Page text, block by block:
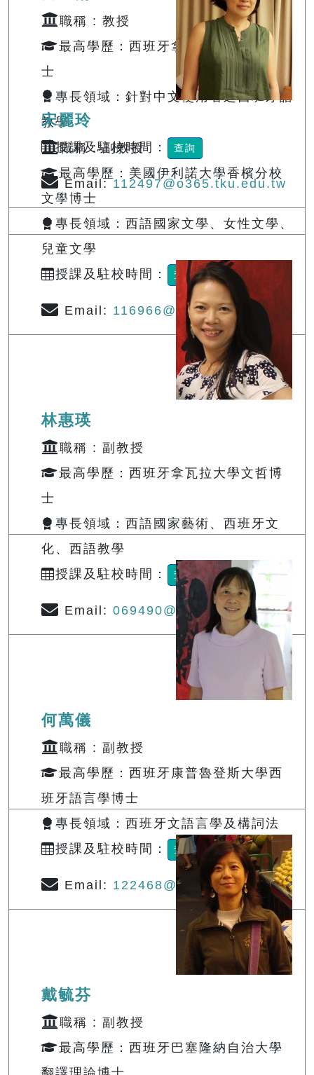
職稱 : 教授
最高學歷：西班牙拿瓦拉大學文哲博
士
專長領域：針對中文使用者之西班牙語
教學
授課及駐校時間：
查詢
Email:112497@o365.tku.edu.tw
宋麗玲
職稱 : 副教授
最高學歷：美國伊利諾大學香檳分校
文學博士
專長領域：西語國家文學、女性文學、
兒童文學
授課及駐校時間：
查詢
Email: 116966@o365.tku.edu.tw
林惠瑛
職稱 : 副教授
最高學歷：西班牙拿瓦拉大學文哲博
士
專長領域：西語國家藝術、西班牙文
化、西語教學
授課及駐校時間：
查詢
Email: 069490@o365.tku.edu.tw
何萬儀
職稱 : 副教授
最高學歷：西班牙康普魯登斯大學西
班牙語言學博士
專長領域：西班牙文語言學及構詞法
授課及駐校時間：
查詢
Email: 122468@o365.tku.edu.tw
戴毓芬
職稱 : 副教授
最高學歷：西班牙巴塞隆納自治大學